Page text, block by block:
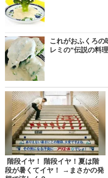
これがおふくろ
レミの“伝説の料
階段イヤ！ 階段イヤ！夏は階
段が暑くてイヤ！ →まさかの発